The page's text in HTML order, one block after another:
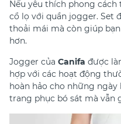
Nếu yêu thích phong
cổ lọ với quần jogger. Set
thoải mái mà còn giúp
hơn.
Jogger của Canifa được
hợp với các hoạt động
hoàn hảo cho những
trang phục bó sát mà vẫn